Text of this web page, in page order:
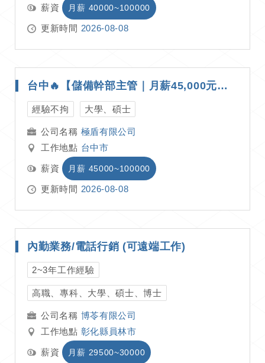
薪資 月薪 40000~100000
更新時間 2026-08-08
台中🔥【儲備幹部主管｜月薪45,000元起｜專案管理×團隊帶領｜週休二日】🔥 ✨ 團隊管理 × 專案規劃 × 行銷策略 × 挑戰管理職發展 ✨
經驗不拘 大學、碩士
極盾有限公司
工作地點 台中市
薪資 月薪 45000~100000
更新時間 2026-08-08
內勤業務/電話行銷 (可遠端工作)
2~3年工作經驗
高職、專科、大學、碩士、博士
博苓有限公司
工作地點 彰化縣員林市
薪資 月薪 29500~30000